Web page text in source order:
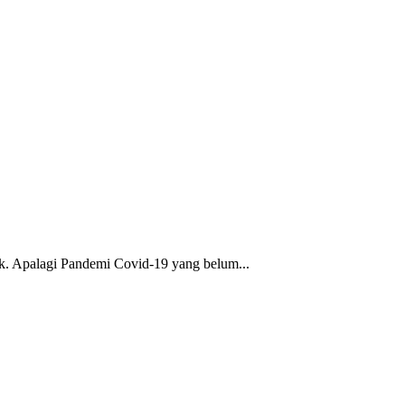
Apalagi Pandemi Covid-19 yang belum...